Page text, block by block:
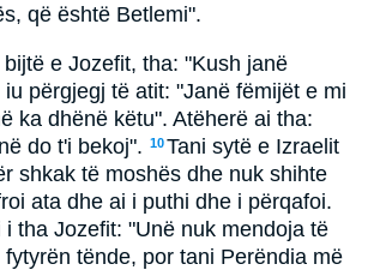
që është Betlemi".
e Jozefit, tha: "Kush janë
iu përgjegj të atit: "Janë fëmijët e mi
ka dhënë këtu". Atëherë ai tha:
do t'i bekoj". 10Tani sytë e Izraelit
shkak të moshës dhe nuk shihte
ata dhe ai i puthi dhe i përqafoi.
i tha Jozefit: "Unë nuk mendoja të
tënde, por tani Perëndia më